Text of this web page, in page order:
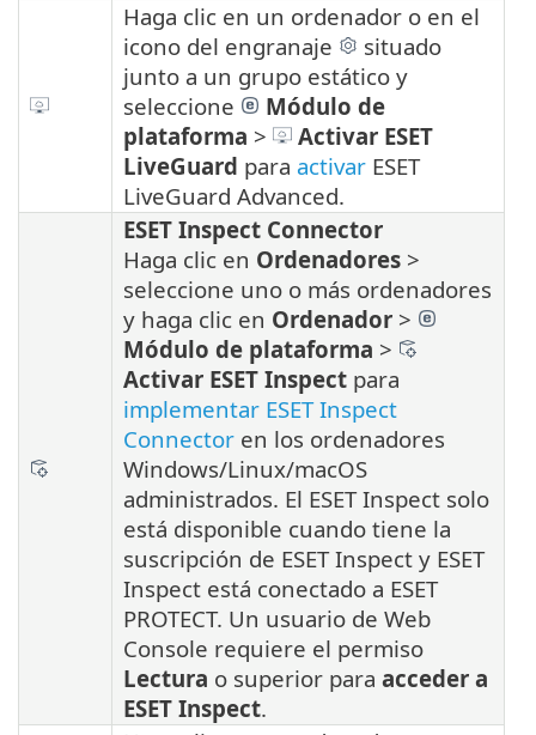
Haga clic en un ordenador o en el
icono del engranaje
situado
junto a un grupo estático y
seleccione
Módulo de
plataforma > Activar ESET
LiveGuard para activar ESET
LiveGuard Advanced.
ESET Inspect Connector
Haga clic en Ordenadores >
seleccione uno o más ordenadores
y haga clic en Ordenador >
Módulo de plataforma >
Activar ESET Inspect para
implementar ESET Inspect
Connector en los ordenadores
Windows/Linux/macOS
administrados. El ESET Inspect solo
está disponible cuando tiene la
suscripción de ESET Inspect y ESET
Inspect está conectado a ESET
PROTECT. Un usuario de Web
Console requiere el permiso
Lectura o superior para acceder a
ESET Inspect.